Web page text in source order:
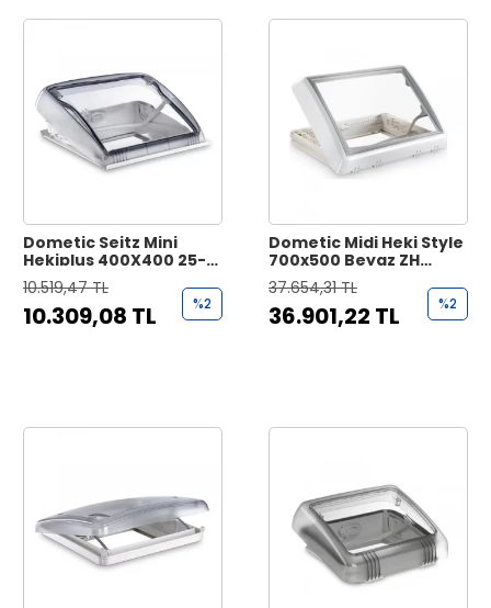
Dometic Seitz Mini
Hekiplus 400X400 25-
42mm Karavan Tavan
Heki
10.519,47 TL
10.309,08 TL %2
Dometic Midi Heki Style
700x500 Beyaz ZH
Karavan Tavan Heki
37.654,31 TL
36.901,22 TL %2